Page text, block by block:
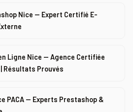
Nice — Expert Certifié E-
Ligne Nice — Agence Certifiée
Résultats Prouvés
PACA — Experts Prestashop &